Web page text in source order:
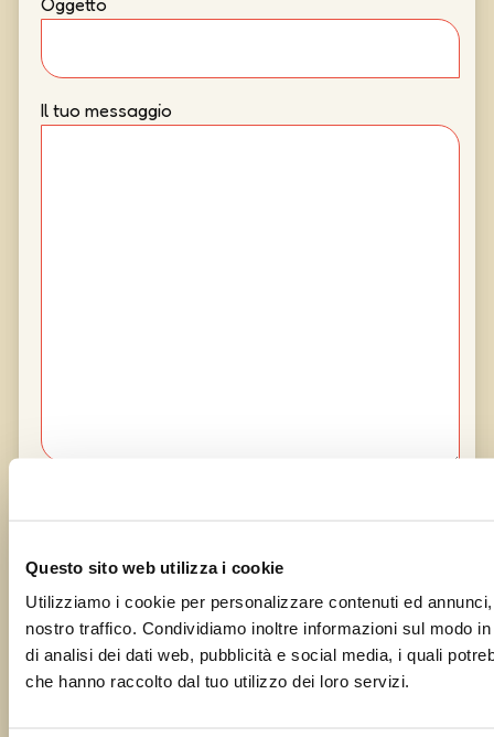
Questo sito web utilizza i cookie
Utilizziamo i cookie per personalizzare contenuti ed
nostro traffico. Condividiamo inoltre informazioni sul modo
di analisi dei dati web, pubblicità e social media, i quali
che hanno raccolto dal tuo utilizzo dei loro servizi.
Il tuo messaggio
Capisco che i miei dati vengono trattati con cura e
le varie implicazioni sulla privacy, e che inviarci i
dati non comporta da lato nostro un obbligo alla
pubblicazione